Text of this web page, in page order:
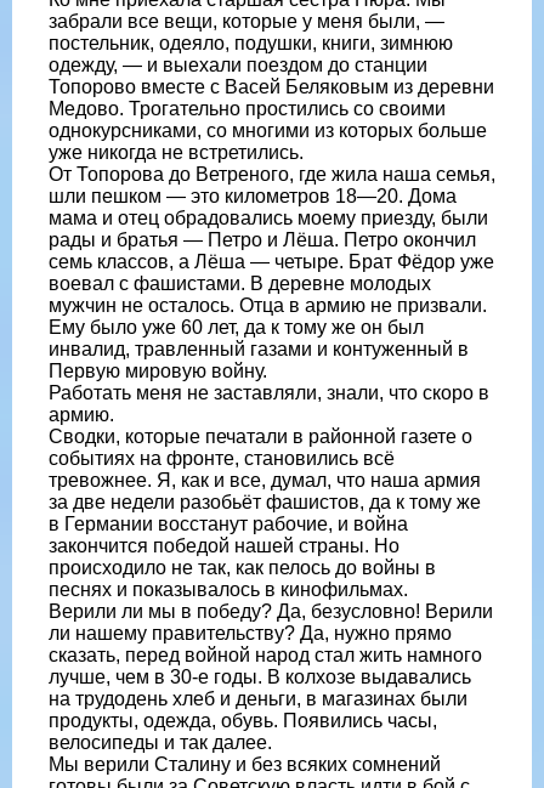
забрали все вещи, которые у меня были, —
постельник, одеяло, подушки, книги, зимнюю
одежду, — и выехали поездом до станции
Топорово вместе с Васей Беляковым из деревни
Медово. Трогательно простились со своими
однокурсниками, со многими из которых больше
уже никогда не встретились.
От Топорова до Ветреного, где жила наша семья,
шли пешком — это километров 18—20. Дома
мама и отец обрадовались моему приезду, были
рады и братья — Петро и Лёша. Петро окончил
семь классов, а Лёша — четыре. Брат Фёдор уже
воевал с фашистами. В деревне молодых
мужчин не осталось. Отца в армию не призвали.
Ему было уже 60 лет, да к тому же он был
инвалид, травленный газами и контуженный в
Первую мировую войну.
Работать меня не заставляли, знали, что скоро в
армию.
Сводки, которые печатали в районной газете о
событиях на фронте, становились всё
тревожнее. Я, как и все, думал, что наша армия
за две недели разобьёт фашистов, да к тому же
в Германии восстанут рабочие, и война
закончится победой нашей страны. Но
происходило не так, как пелось до войны в
песнях и показывалось в кинофильмах.
Верили ли мы в победу? Да, безусловно! Верили
ли нашему правительству? Да, нужно прямо
сказать, перед войной народ стал жить намного
лучше, чем в 30-е годы. В колхозе выдавались
на трудодень хлеб и деньги, в магазинах были
продукты, одежда, обувь. Появились часы,
велосипеды и так далее.
Мы верили Сталину и без всяких сомнений